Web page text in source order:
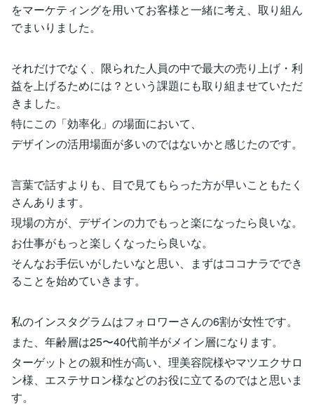
をマーケティングを用いてお客様と一緒に考え、取り組ん
でまいりました。
それだけでなく、限られた人員の中で最大の売り上げ・利
益を上げるためには？という課題にも取り組ませていただ
きました。
特にこの「効率化」の場面において、
デザインの活用場面が多いのではないかと感じたのです。
言葉で話すよりも、目で見てもらった方が早いこともたく
さんあります。
現場の方が、デザインの力でもっと楽になったら良いな。
お仕事がもっと楽しくなったら良いな。
そんなお手伝いがしたいなと思い、まずはココナラででき
ることを始めていきます。
私のインスタグラムはフォロワーさんの6割が女性です。
また、年齢層は25〜40代前半がメイン層になります。
ターゲットとの親和性が高い、理美容院様やマツエクサロ
ン様、エステサロン様などのお役に立てるのではと思いま
す。